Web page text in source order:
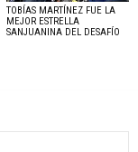
TOBÍAS MARTÍNEZ FUE LA
MEJOR ESTRELLA
SANJUANINA DEL DESAFÍO